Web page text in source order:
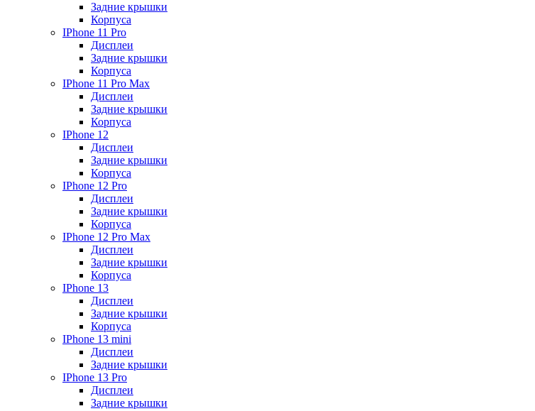
Задние крышки
Корпуса
IPhone 11 Pro
Дисплеи
Задние крышки
Корпуса
IPhone 11 Pro Max
Дисплеи
Задние крышки
Корпуса
IPhone 12
Дисплеи
Задние крышки
Корпуса
IPhone 12 Pro
Дисплеи
Задние крышки
Корпуса
IPhone 12 Pro Max
Дисплеи
Задние крышки
Корпуса
IPhone 13
Дисплеи
Задние крышки
Корпуса
IPhone 13 mini
Дисплеи
Задние крышки
IPhone 13 Pro
Дисплеи
Задние крышки